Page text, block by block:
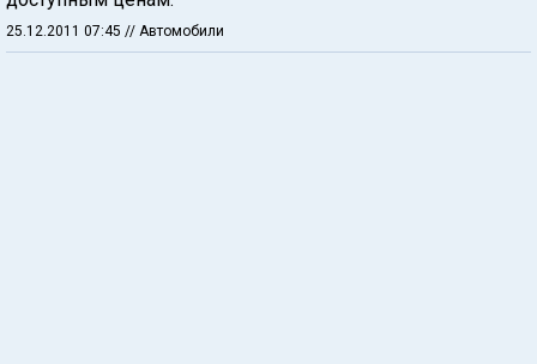
25.12.2011 07:45 // Автомобили